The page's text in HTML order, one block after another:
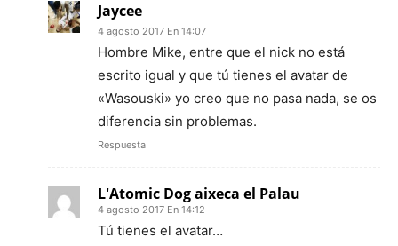
Jaycee
4 agosto 2017 En 14:07
Hombre Mike, entre que el nick no está
escrito igual y que tú tienes el avatar de
«Wasouski» yo creo que no pasa nada, se os
diferencia sin problemas.
Respuesta
L'Atomic Dog aixeca el Palau
4 agosto 2017 En 14:12
Tú tienes el avatar…